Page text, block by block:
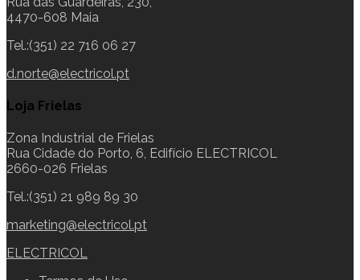
4470-608 Maia
Tel.:(351) 22 716 06 27
d.norte@electricol.pt
Loja Frielas
Zona Industrial de Frielas
Rua Cidade do Porto, 6, Edifício ELECTRICOL
2660-026 Frielas
Tel.:(351) 21 989 89 30
marketing@electricol.pt
ELECTRICOL